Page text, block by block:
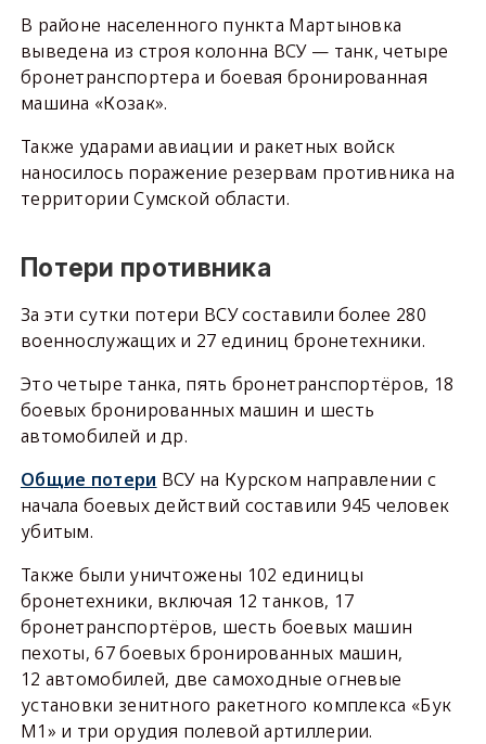
В районе населенного пункта Мартыновка
выведена из строя колонна ВСУ — танк, четыре
бронетранспортера и боевая бронированная
машина «Козак».
Также ударами авиации и ракетных войск
наносилось поражение резервам противника на
территории Сумской области.
Потери противника
За эти сутки потери ВСУ составили более 280
военнослужащих и 27 единиц бронетехники.
Это четыре танка, пять бронетранспортёров, 18
боевых бронированных машин и шесть
автомобилей и др.
Общие потери ВСУ на Курском направлении с
начала боевых действий составили 945 человек
убитым.
Также были уничтожены 102 единицы
бронетехники, включая 12 танков, 17
бронетранспортёров, шесть боевых машин
пехоты, 67 боевых бронированных машин,
12 автомобилей, две самоходные огневые
установки зенитного ракетного комплекса «Бук
М1» и три орудия полевой артиллерии.